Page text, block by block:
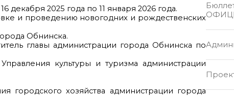
2025 года по 11 января 2026 года.
и проведению новогодних и рождественских
глава города Обнинска.
главы администрации города Обнинска по
культуры и туризма администрации
городского хозяйства администрации города